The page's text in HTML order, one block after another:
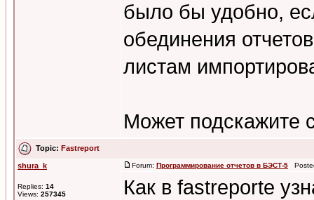
было бы удобно,
обединения
листам
Может подскажите
Topic: Fastreport
shura_k
Replies: 14
Views: 257345
Forum: Программирование отчетов в БЭСТ-5
Как в fastreporte